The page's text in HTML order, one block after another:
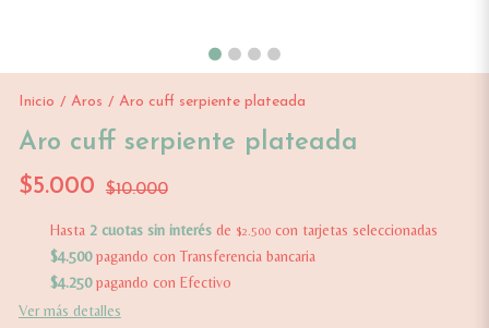
Inicio / Aros / Aro cuff serpiente plateada
Aro cuff serpiente plateada
$5.000 $10.000
Hasta 2 cuotas sin interésde $2.500con tarjetas seleccionadas
$4.500pagando con Transferencia bancaria
$4.250pagando con Efectivo
Ver más detalles